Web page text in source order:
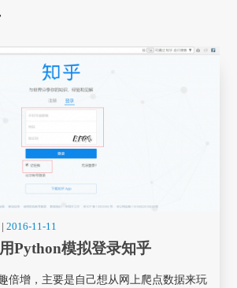
|2016-11-11
Python模拟登录知乎
倍增，主要是自己想从网上爬点数据来玩